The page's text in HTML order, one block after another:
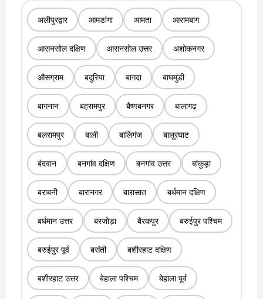
अलीपुरद्वार आमडांगा आमता आरामबाग
आसनसोल दक्षिण आसनसोल उत्तर अशोकनगर
औसग्राम बदुरिया बागदा बाघमुंडी
बागनान बहरामपुर बैष्णबनगर बालागढ़
बलरामपुर बाली बालिगंज बालुरघाट
बंदवान बनगांव दक्षिण बनगांव उत्तर बांकुड़ा
बराबनी बारानगर बारासात बर्धमान दक्षिण
बर्धमान उत्तर बरजोड़ा बैरकपुर बरुईपुर पश्चिम
बरुईपुर पूर्व बसंती बशीरहाट दक्षिण
बशीरहाट उत्तर बेहाला पश्चिम बेहाला पूर्व